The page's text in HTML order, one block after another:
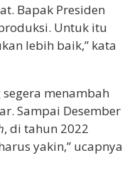
Bapak Presiden
Untuk itu
lebih baik,” kata
menambah
Sampai Desember
, di tahun 2022
yakin,” ucapnya